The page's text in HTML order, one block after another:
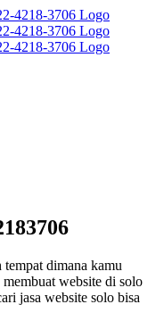
tempat dimana kamu
website di solo
jasa website solo bisa